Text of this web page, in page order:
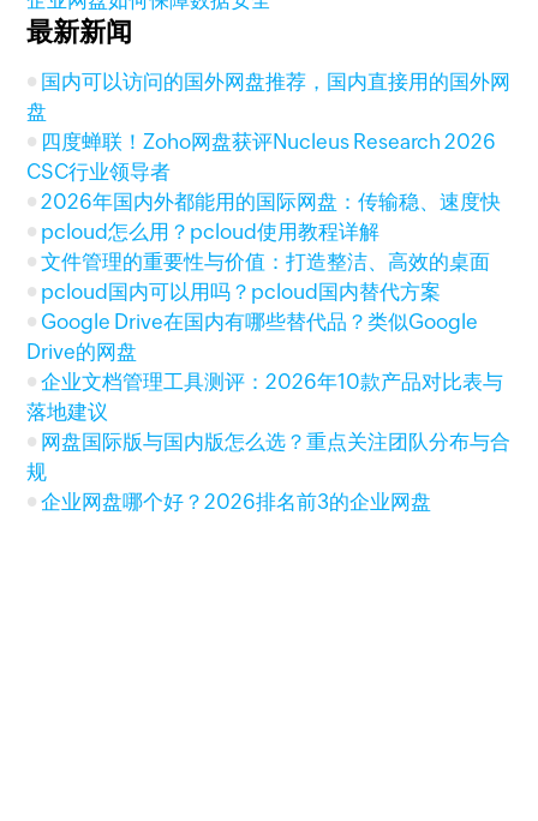
最新新闻
国内可以访问的国外网盘推荐，国内直接用的国外网
盘
四度蝉联！Zoho网盘获评Nucleus Research 2026
CSC行业领导者
2026年国内外都能用的国际网盘：传输稳、速度快
pcloud怎么用？pcloud使用教程详解
文件管理的重要性与价值：打造整洁、高效的桌面
pcloud国内可以用吗？pcloud国内替代方案
Google Drive在国内有哪些替代品？类似Google
Drive的网盘
企业文档管理工具测评：2026年10款产品对比表与
落地建议
网盘国际版与国内版怎么选？重点关注团队分布与合
规
企业网盘哪个好？2026排名前3的企业网盘